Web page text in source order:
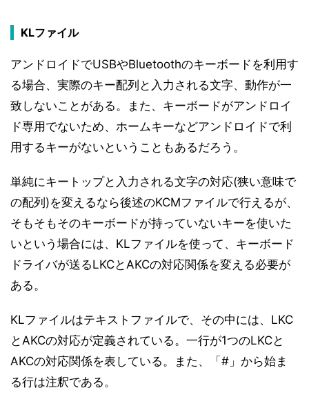
KLファイル
アンドロイドでUSBやBluetoothのキーボードを利用す
る場合、実際のキー配列と入力される文字、動作が一
致しないことがある。また、キーボードがアンドロイ
ド専用でないため、ホームキーなどアンドロイドで利
用するキーがないということもあるだろう。
単純にキートップと入力される文字の対応(狭い意味で
の配列)を変えるなら後述のKCMファイルで行えるが、
そもそもそのキーボードが持っていないキーを使いた
いという場合には、KLファイルを使って、キーボード
ドライバが送るLKCとAKCの対応関係を変える必要が
ある。
KLファイルはテキストファイルで、その中には、LKC
とAKCの対応が定義されている。一行が1つのLKCと
AKCの対応関係を表している。また、「#」から始ま
る行は注釈である。